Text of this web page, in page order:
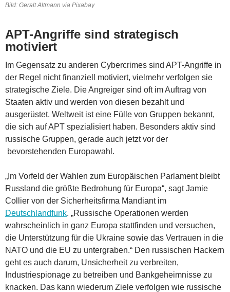
Bild: Geralt Altmann via Pixabay
APT-Angriffe sind strategisch
motiviert
Im Gegensatz zu anderen Cybercrimes sind APT-Angriffe in
der Regel nicht finanziell motiviert, vielmehr verfolgen sie
strategische Ziele. Die Angreiger sind oft im Auftrag von
Staaten aktiv und werden von diesen bezahlt und
ausgerüstet. Weltweit ist eine Fülle von Gruppen bekannt,
die sich auf APT spezialisiert haben. Besonders aktiv sind
russische Gruppen, gerade auch jetzt vor der
bevorstehenden Europawahl.
„Im Vorfeld der Wahlen zum Europäischen Parlament bleibt
Russland die größte Bedrohung für Europa“, sagt Jamie
Collier von der Sicherheitsfirma Mandiant im
Deutschlandfunk. „Russische Operationen werden
wahrscheinlich in ganz Europa stattfinden und versuchen,
die Unterstützung für die Ukraine sowie das Vertrauen in die
NATO und die EU zu untergraben.“ Den russischen Hackern
geht es auch darum, Unsicherheit zu verbreiten,
Industriespionage zu betreiben und Bankgeheimnisse zu
knacken. Das kann wiederum Ziele verfolgen wie russische